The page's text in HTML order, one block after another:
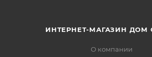
ИНТЕРНЕТ-МАГАЗИН ДОМ
О компании